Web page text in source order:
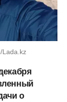
Lada.kz
о